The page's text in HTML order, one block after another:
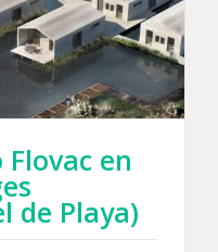
en
de Playa)